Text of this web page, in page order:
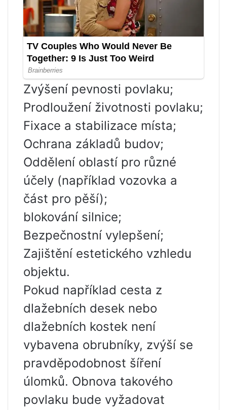
Zvýšení pevnosti povlaku;
Prodloužení životnosti povlaku;
Fixace a stabilizace místa;
Ochrana základů budov;
Oddělení oblastí pro různé
účely (například vozovka a
část pro pěší);
blokování silnice;
Bezpečnostní vylepšení;
Zajištění estetického vzhledu
objektu.
Pokud například cesta z
dlažebních desek nebo
dlažebních kostek není
vybavena obrubníky, zvýší se
pravděpodobnost šíření
úlomků. Obnova takového
povlaku bude vyžadovat